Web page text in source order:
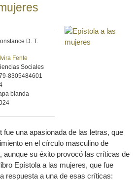
D. T.
Fente
Sociales
8305484601
blanda
fue una apasionada de las letras, que
en el círculo masculino de
aunque su éxito provocó las críticas de
Epístola a las mujeres, que fue
respuesta a una de esas críticas: